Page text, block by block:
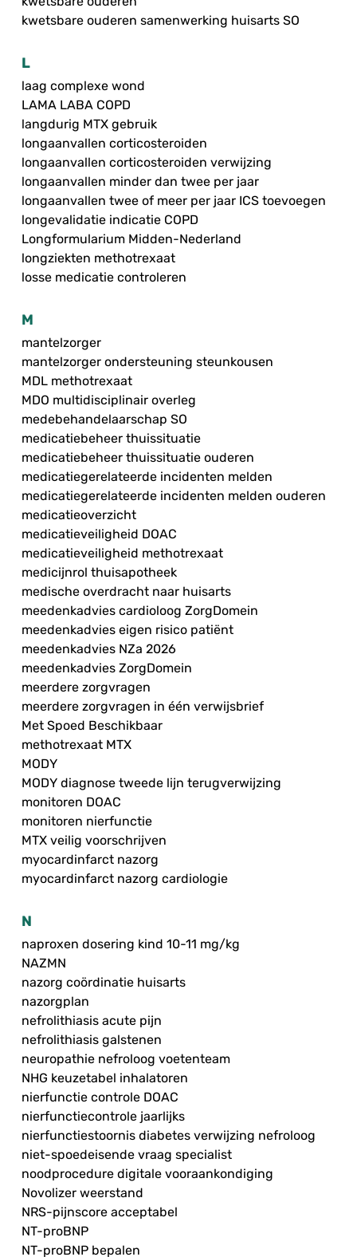
kwetsbare ouderen samenwerking huisarts SO
L
laag complexe wond
LAMA LABA COPD
langdurig MTX gebruik
longaanvallen corticosteroiden
longaanvallen corticosteroiden verwijzing
longaanvallen minder dan twee per jaar
longaanvallen twee of meer per jaar ICS toevoegen
longevalidatie indicatie COPD
Longformularium Midden-Nederland
longziekten methotrexaat
losse medicatie controleren
M
mantelzorger
mantelzorger ondersteuning steunkousen
MDL methotrexaat
MDO multidisciplinair overleg
medebehandelaarschap SO
medicatiebeheer thuissituatie
medicatiebeheer thuissituatie ouderen
medicatiegerelateerde incidenten melden
medicatiegerelateerde incidenten melden ouderen
medicatieoverzicht
medicatieveiligheid DOAC
medicatieveiligheid methotrexaat
medicijnrol thuisapotheek
medische overdracht naar huisarts
meedenkadvies cardioloog ZorgDomein
meedenkadvies eigen risico patiënt
meedenkadvies NZa 2026
meedenkadvies ZorgDomein
meerdere zorgvragen
meerdere zorgvragen in één verwijsbrief
Met Spoed Beschikbaar
methotrexaat MTX
MODY
MODY diagnose tweede lijn terugverwijzing
monitoren DOAC
monitoren nierfunctie
MTX veilig voorschrijven
myocardinfarct nazorg
myocardinfarct nazorg cardiologie
N
naproxen dosering kind 10-11 mg/kg
NAZMN
nazorg coördinatie huisarts
nazorgplan
nefrolithiasis acute pijn
nefrolithiasis galstenen
neuropathie nefroloog voetenteam
NHG keuzetabel inhalatoren
nierfunctie controle DOAC
nierfunctiecontrole jaarlijks
nierfunctiestoornis diabetes verwijzing nefroloog
niet-spoedeisende vraag specialist
noodprocedure digitale vooraankondiging
Novolizer weerstand
NRS-pijnscore acceptabel
NT-proBNP
NT-proBNP bepalen